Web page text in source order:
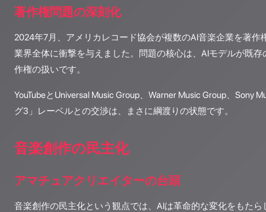
著作権問題の深刻化
2024年7月、アメリカレコード協会が複数のAI音楽企業を著作
業界全体に衝撃を与えました。問題の核心は、AIモデルが既
作権の扱いです。
YouTubeとUniversal Music Group、Warner Music Group、Sony
グ3」レーベルとの交渉は、まさに綱渡りの状態です。
音楽創作の民主化
アマチュアクリエイターの台頭
音楽創作の民主化という観点では、AIは革命的な変化をもた